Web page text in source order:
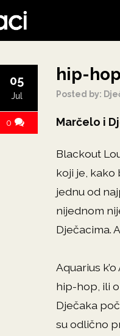
hip-
Posted by:
05
Jul
0 Marčelo i
Blackout
koji je, kako
jednu od
nijednom
Dječacima.
Aquarius
hip-hop, ili
Dječaka
su odlično